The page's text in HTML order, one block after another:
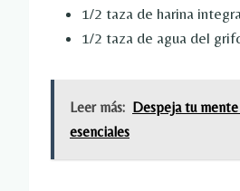
1/2 taza de harina
1/2 taza de agua del
Leer más: Despeja tu
esenciales